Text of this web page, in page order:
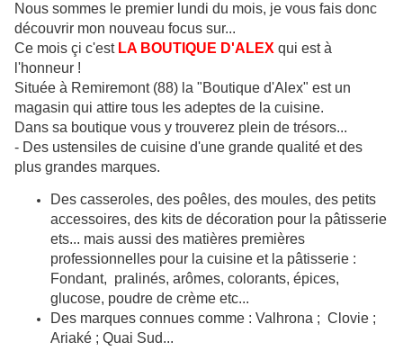
Nous sommes le premier lundi du mois, je vous fais donc
découvrir mon nouveau focus sur...
Ce mois çi c'est LA BOUTIQUE D'ALEX qui est à
l'honneur !
Située à Remiremont (88) la "Boutique d'Alex" est un
magasin qui attire tous les adeptes de la cuisine.
Dans sa boutique vous y trouverez plein de trésors...
- Des ustensiles de cuisine d'une grande qualité et des
plus grandes marques.
Des casseroles, des poêles, des moules, des petits
accessoires, des kits de décoration pour la pâtisserie
ets... mais aussi des matières premières
professionnelles pour la cuisine et la pâtisserie :
Fondant, pralinés, arômes, colorants, épices,
glucose, poudre de crème etc...
Des marques connues comme : Valhrona ; Clovie ;
Ariaké ; Quai Sud...